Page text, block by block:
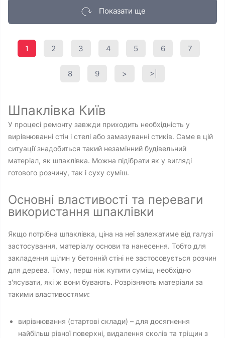
Показати ще
1 2 3 4 5 6 7
8 9 > >|
Шпаклівка Київ
У процесі ремонту завжди приходить необхідність у
вирівнюванні стін і стелі або замазуванні стиків. Саме в цій
ситуації знадобиться такий незамінний будівельний
матеріал, як шпаклівка. Можна підібрати як у вигляді
готового розчину, так і суху суміш.
Основні властивості та переваги
використання шпаклівки
Якщо потрібна шпаклівка, ціна на неї залежатиме від галузі
застосування, матеріалу основи та нанесення. Тобто для
закладення щілин у бетонній стіні не застосовується розчин
для дерева. Тому, перш ніж купити суміш, необхідно
з'ясувати, які ж вони бувають. Розрізняють матеріали за
такими властивостями:
вирівнювання (стартові склади) – для досягнення
найбільш рівної поверхні, видалення сколів та тріщин з